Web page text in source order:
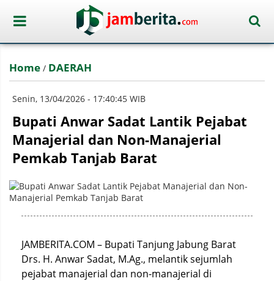
Home / DAERAH
Senin, 13/04/2026 - 17:40:45 WIB
Bupati Anwar Sadat Lantik Pejabat
Manajerial dan Non-Manajerial
Pemkab Tanjab Barat
JAMBERITA.COM – Bupati Tanjung Jabung Barat
Drs. H. Anwar Sadat, M.Ag., melantik sejumlah
pejabat manajerial dan non-manajerial di